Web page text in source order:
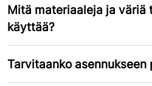
Mitä materiaaleja ja väriä
käyttää?
Tarvitaanko asennukseen